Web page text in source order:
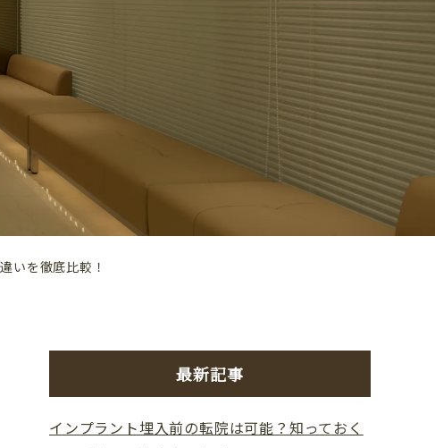
いを徹底比較！
最新記事
インプラント埋入前の転院は可能？知っておく